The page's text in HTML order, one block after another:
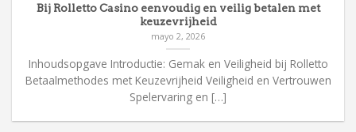
Bij Rolletto Casino eenvoudig en veilig betalen met
keuzevrijheid
mayo 2, 2026
Inhoudsopgave Introductie: Gemak en Veiligheid bij Rolletto
Betaalmethodes met Keuzevrijheid Veiligheid en Vertrouwen
Spelervaring en […]